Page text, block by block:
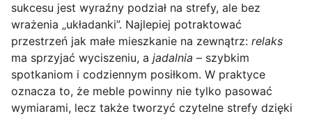
sukcesu jest wyraźny podział na strefy, ale bez
wrażenia „układanki”. Najlepiej potraktować
przestrzeń jak małe mieszkanie na zewnątrz: relaks
ma sprzyjać wyciszeniu, a jadalnia – szybkim
spotkaniom i codziennym posiłkom. W praktyce
oznacza to, że meble powinny nie tylko pasować
wymiarami, lecz także tworzyć czytelne strefy dzięki